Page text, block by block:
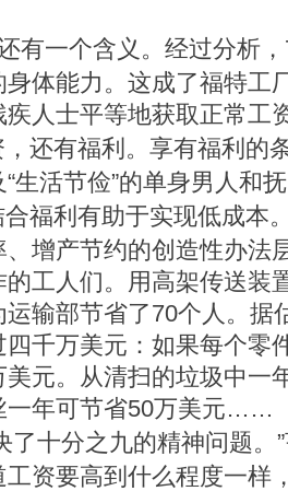
有一个含义。经过分析
体能力。这成了福特工
人士平等地获取正常工
，还有福利。享有福利的
生活节俭”的单身男人和
福利有助于实现低成本
增产节约的创造性办法
的工人们。用高架传送装
运输部节省了70个人。据
千万美元：如果每个零
元。从清扫的垃圾中一
一年可节省50万美元……
了十分之九的精神问题。
资要高到什么程度一样